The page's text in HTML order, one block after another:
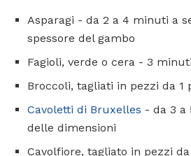
Asparagi - da 2 a 4 minuti a
spessore del gambo
Fagioli, verde o cera - 3 minuti
Broccoli, tagliati in pezzi da
Cavoletti di Bruxelles - da 3 a
delle dimensioni
Cavolfiore, tagliato in pezzi